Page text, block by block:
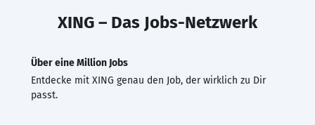
XING – Das Jobs-Netzwerk
Über eine Million Jobs
Entdecke mit XING genau den Job, der wirklich zu Dir
passt.